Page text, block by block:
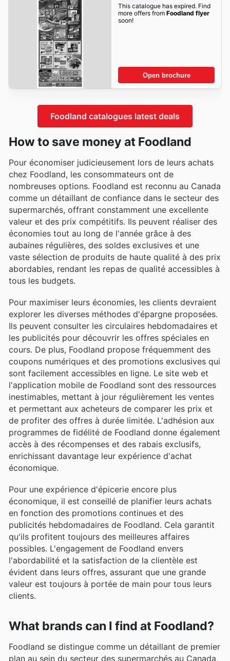
This catalogue has expired. Find
more offers from Foodland flyer
soon!
Open brochure
Foodland catalogues latest deals
How to save money at Foodland
Pour économiser judicieusement lors de leurs achats
chez Foodland, les consommateurs ont de
nombreuses options. Foodland est reconnu au Canada
comme un détaillant de confiance dans le secteur des
supermarchés, offrant constamment une excellente
valeur et des prix compétitifs. Ils peuvent réaliser des
économies tout au long de l'année grâce à des
aubaines régulières, des soldes exclusives et une
vaste sélection de produits de haute qualité à des prix
abordables, rendant les repas de qualité accessibles à
tous les budgets.
Pour maximiser leurs économies, les clients devraient
explorer les diverses méthodes d'épargne proposées.
Ils peuvent consulter les circulaires hebdomadaires et
les publicités pour découvrir les offres spéciales en
cours. De plus, Foodland propose fréquemment des
coupons numériques et des promotions exclusives qui
sont facilement accessibles en ligne. Le site web et
l'application mobile de Foodland sont des ressources
inestimables, mettant à jour régulièrement les ventes
et permettant aux acheteurs de comparer les prix et
de profiter des offres à durée limitée. L'adhésion aux
programmes de fidélité de Foodland donne également
accès à des récompenses et des rabais exclusifs,
enrichissant davantage leur expérience d'achat
économique.
Pour une expérience d'épicerie encore plus
économique, il est conseillé de planifier leurs achats
en fonction des promotions continues et des
publicités hebdomadaires de Foodland. Cela garantit
qu'ils profitent toujours des meilleures affaires
possibles. L'engagement de Foodland envers
l'abordabilité et la satisfaction de la clientèle est
évident dans leurs offres, assurant que une grande
valeur est toujours à portée de main pour tous leurs
clients.
What brands can I find at Foodland?
Foodland se distingue comme un détaillant de premier
plan au sein du secteur des supermarchés au Canada,